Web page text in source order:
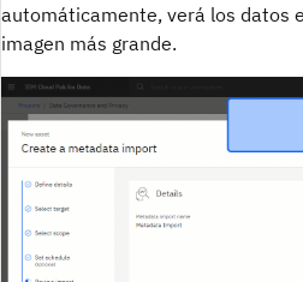
automáticamente, verá los datos
imagen más grande.